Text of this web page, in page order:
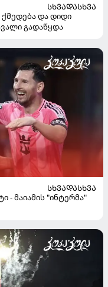
ᲡᲮᲕᲐᲓᲐᲡᲮᲕᲐ
და დიდი
გადაწყდა
ᲡᲮᲕᲐᲓᲐᲡᲮᲕᲐ
- მაიამის "ინტერმა"